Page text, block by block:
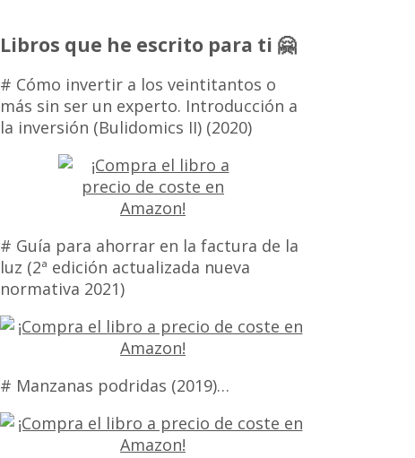
Libros que he escrito para ti 🤗
# Cómo invertir a los veintitantos o
más sin ser un experto. Introducción a
la inversión (Bulidomics II) (2020)
# Guía para ahorrar en la factura de la
luz (2ª edición actualizada nueva
normativa 2021)
# Manzanas podridas (2019)…